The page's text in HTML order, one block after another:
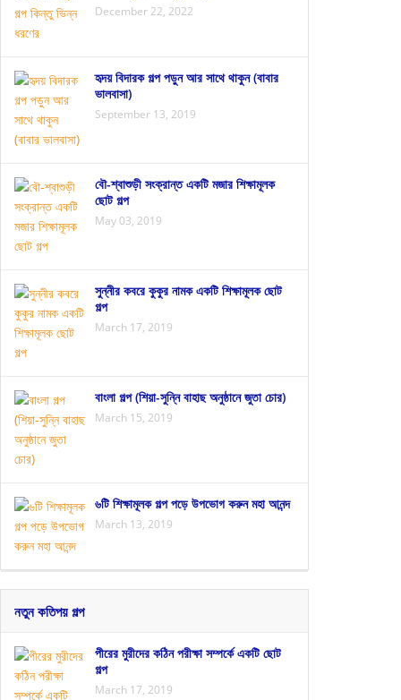
December 22, 2022
হৃদয় বিদারক গল্প পড়ুন আর সাথে থাকুন (বাবার
ভালবাসা)
September 13, 2019
বৌ-শ্বাশুড়ী সংক্রান্ত একটি মজার শিক্ষামূলক
ছোট গল্প
May 03, 2019
সুন্নীর কবরে কুকুর নামক একটি শিক্ষামূলক ছোট
গল্প
March 17, 2019
বাংলা গল্প (শিয়া-সুন্নি বাহাছ অনুষ্ঠানে জুতা চোর)
March 15, 2019
৬টি শিক্ষামূলক গল্প পড়ে উপভোগ করুন মহা আনন্দ
March 13, 2019
নতুন কতিপয় গল্প
পীরের মুরীদের কঠিন পরীক্ষা সম্পর্কে একটি ছোট
গল্প
March 17, 2019